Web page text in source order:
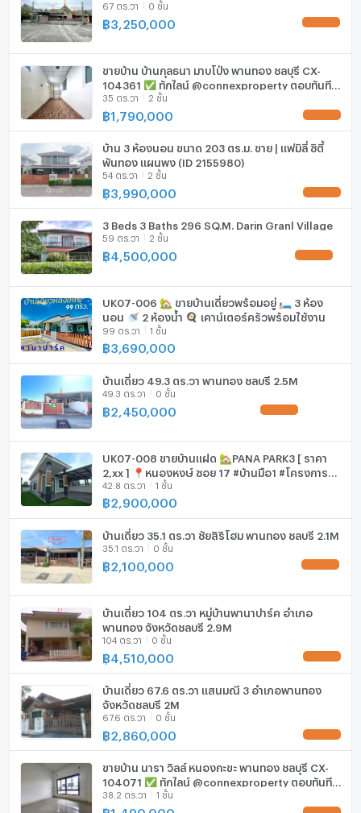
ตู้เย็น
เครื่องดูดควัน
ลิฟท์
ที่จอดรถ
มีอินเตอร์เน็ตไร้สาย (Wi-Fi) ในห้องพัก
กล้องวงจรปิด (CCTV)
สระว่ายน้ำ
โรงยิม / ฟิตเนส
ห้องสตรีม
EV-Charger
เครื่องซักผ้า
ไมโครเวฟ
67 ตร.วา 0 ชั้น
฿3,250,000
ขายบ้าน บ้านกุลธนา มาบโป่ง พานทอง ชลบุรี CX-
104361 ✅ ทักไลน์ @connexproperty ตอบทันที
ทีมงานมืออาชีพ ✅
35 ตร.วา 2 ชั้น
฿1,790,000
บ้าน 3 ห้องนอน ขนาด 203 ตร.ม. ขาย | แฟมิลี่ ซิตี้
พันทอง แผนพง (ID 2155980)
54 ตร.วา 2 ชั้น
฿3,990,000
3 Beds 3 Baths 296 SQ.M. Darin Granl Village
59 ตร.วา 2 ชั้น
฿ 4,500,000
UK07-006 🏡 ขายบ้านเดี่ยวพร้อมอยู่ 🛏 3 ห้อง
นอน 🚿 2 ห้องน้ำ 🍳 เคาน์เตอร์ครัวพร้อมใช้งาน
99 ตร.วา 1 ชั้น
฿3,690,000
บ้านเดี่ยว 49.3 ตร.วา พานทอง ชลบุรี 2.5M
49.3 ตร.วา 0 ชั้น
฿2,450,000
UK07-008 ขายบ้านแฝด 🏡PANA PARK3 [ ราคา
2,xx ] 📍หนองหงษ์ ซอย 17 #บ้านมือ1 #โครงการพา
นาปาร์ค3 เปิดเฟสใหม่
42.8 ตร.วา 1 ชั้น
฿2,900,000
บ้านเดี่ยว 35.1 ตร.วา ชัยสิริโฮม พานทอง ชลบุรี 2.1M
35.1 ตร.วา 0 ชั้น
฿2,100,000
บ้านเดี่ยว 104 ตร.วา หมู่บ้านพานาปาร์ค อำเภอ
พานทอง จังหวัดชลบุรี 2.9M
104 ตร.วา 0 ชั้น
฿ 4,510,000
บ้านเดี่ยว 67.6 ตร.วา แสนมณี 3 อำเภอพานทอง
จังหวัดชลบุรี 2M
67.6 ตร.วา 0 ชั้น
฿2,860,000
ขายบ้าน นารา วิลล์ หนองกะขะ พานทอง ชลบุรี CX-
104071 ✅ ทักไลน์ @connexproperty ตอบทันที
ทีมงานมืออาชีพ ✅
38.2 ตร.วา 1 ชั้น
฿1,490,000